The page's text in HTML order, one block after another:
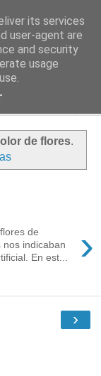
de flores.
›
de
indicaban
En est...
›
its services
user-agent are
and security
usage